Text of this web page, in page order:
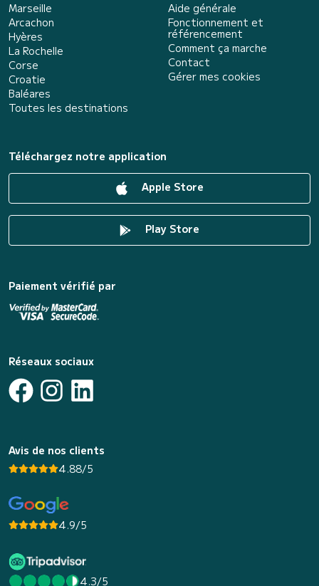
Marseille
Arcachon
Hyères
La Rochelle
Corse
Croatie
Baléares
Toutes les destinations
Aide générale
Fonctionnement et
référencement
Comment ça marche
Contact
Gérer mes cookies
Téléchargez notre application
Apple Store
Play Store
Paiement vérifié par
Réseaux sociaux
Avis de nos clients
4.88/5
4.9/5
4.3/5